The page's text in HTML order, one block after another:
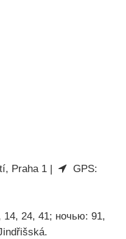
Praha 1 |
GPS:
24, 41; ночью: 91,